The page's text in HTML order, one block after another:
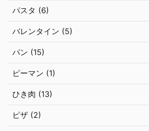
パスタ (6)
バレンタイン (5)
パン (15)
ピーマン (1)
ひき肉 (13)
ピザ (2)